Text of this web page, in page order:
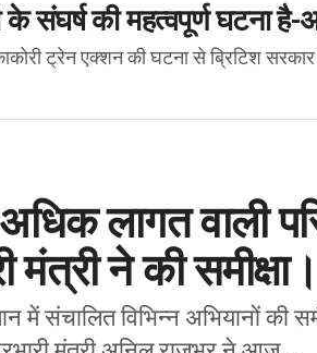
संघर्ष की महत्वपूर्ण घटना
काकोरी ट्रेन एक्शन की घटना से ब्रिटिश
लागत वाली
मंत्री ने की समीक्षा।
में संचालित विभिन्न अभियानों की